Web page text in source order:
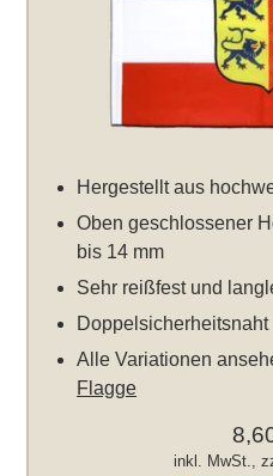
Hergestellt aus
Oben geschlossener
bis 14 mm
Sehr reißfest und
Doppelsicherheitsnaht
Alle Variationen
Flagge
inkl. MwSt.,